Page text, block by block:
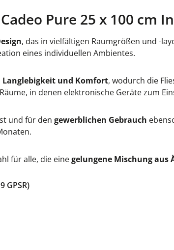
Pure 25 x 100 cm
, das in vielfältigen Raumgrößen und -
eines individuellen Ambientes.
Langlebigkeit und Komfort, wodurch die
in denen elektronische Geräte zum
und für den gewerblichen Gebrauch
für alle, die einegelungene Mischung
GPSR)